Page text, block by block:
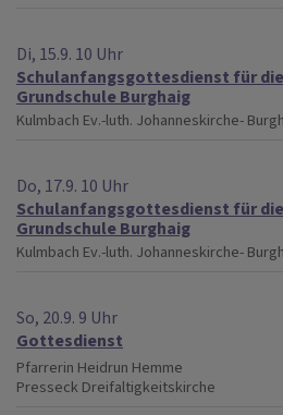
Di, 15.9. 10 Uhr
Schulanfangsgottesdienst für
Grundschule Burghaig
Kulmbach Ev.-luth. Johanneskirche-
Do, 17.9. 10 Uhr
Schulanfangsgottesdienst für die
Grundschule Burghaig
Kulmbach Ev.-luth. Johanneskirche-
So, 20.9. 9 Uhr
Gottesdienst
Pfarrerin Heidrun Hemme
Presseck Dreifaltigkeitskirche